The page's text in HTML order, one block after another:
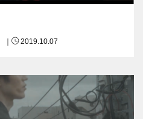
2019.10.07